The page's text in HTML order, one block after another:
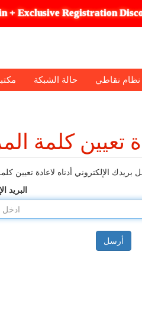
+ Exclusive Registration
حالة الشبكة نظام نقاطي
تعيين كلمة
البريد
أرسل